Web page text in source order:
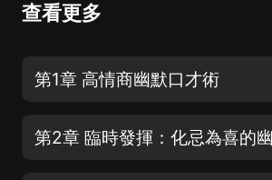
查看更多
第1章 高情商幽默口才術
第2章 臨時發揮：化忌為喜的